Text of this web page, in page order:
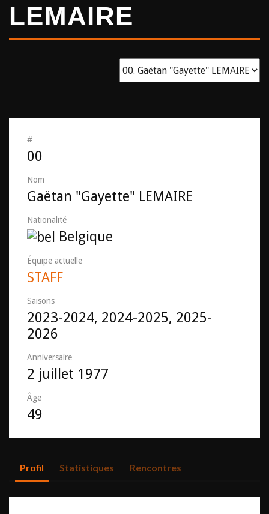
LEMAIRE
#
00
Nom
Gaëtan "Gayette" LEMAIRE
Nationalité
Belgique
Équipe actuelle
STAFF
Saisons
2023-2024, 2024-2025, 2025-
2026
Anniversaire
2 juillet 1977
Âge
49
Profil Statistiques Rencontres